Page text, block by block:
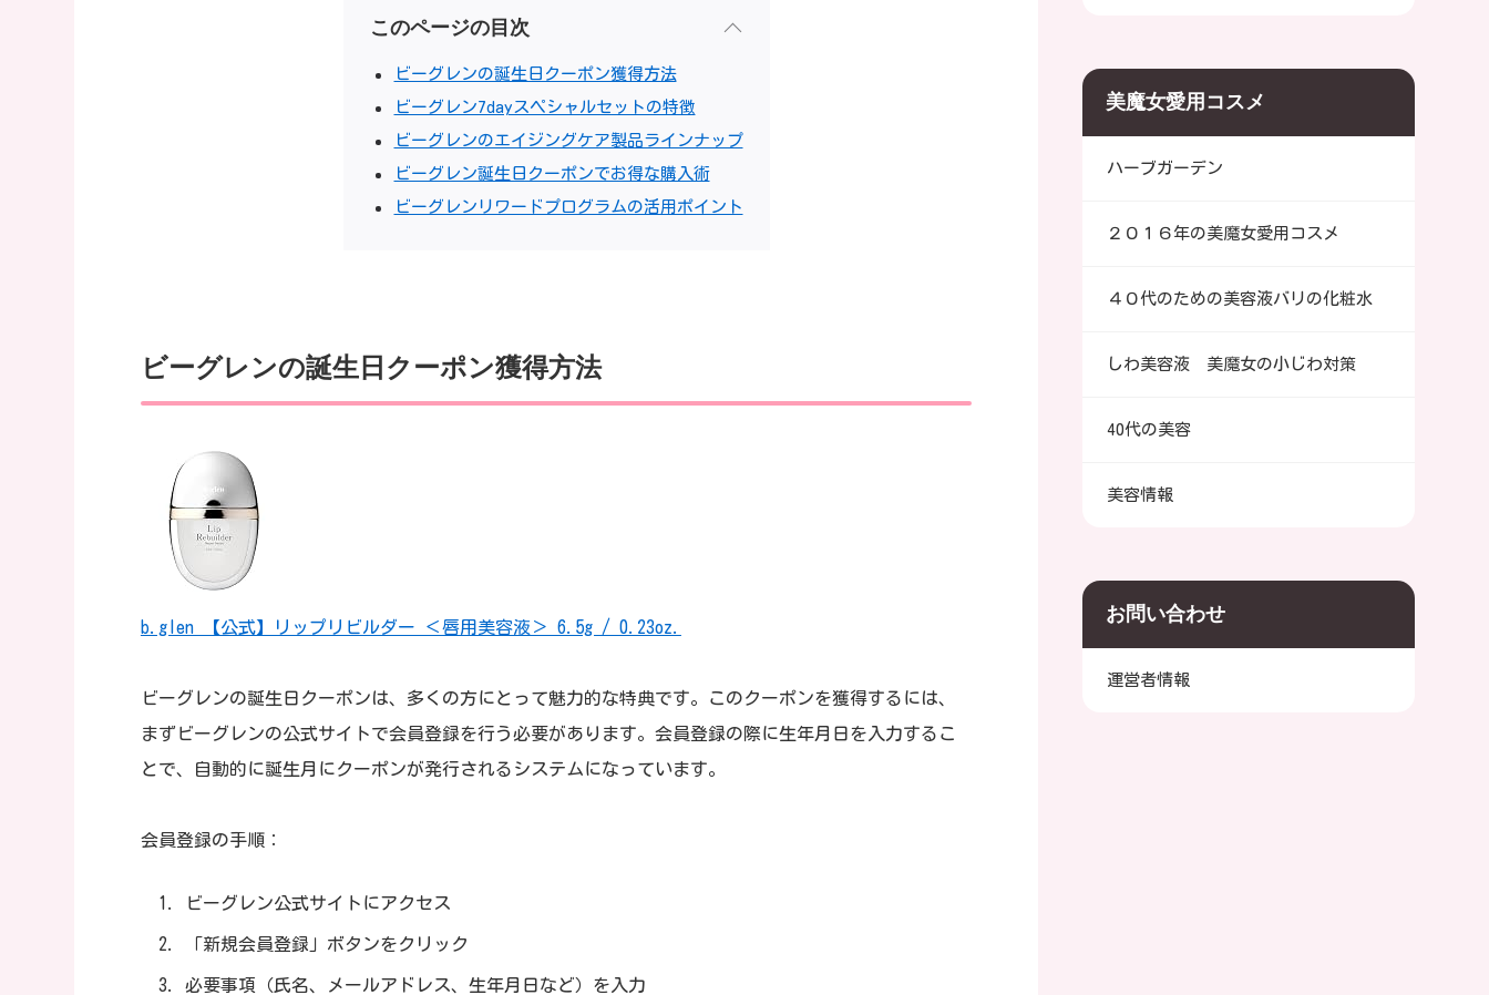
このページの目次
ビーグレンの誕生日クーポン獲得方法
ビーグレン7dayスペシャルセットの特徴
ビーグレンのエイジングケア製品ラインナップ
ビーグレン誕生日クーポンでお得な購入術
ビーグレンリワードプログラムの活用ポイント
ビーグレンの誕生日クーポン獲得方法
b.glen 【公式】リップリビルダー ＜唇用美容液＞ 6.5g / 0.23oz.
ビーグレンの誕生日クーポンは、多くの方にとって魅力的な特典です。このクーポンを獲得するには、
まずビーグレンの公式サイトで会員登録を行う必要があります。会員登録の際に生年月日を入力するこ
とで、自動的に誕生月にクーポンが発行されるシステムになっています。
会員登録の手順：
ビーグレン公式サイトにアクセス
「新規会員登録」ボタンをクリック
必要事項（氏名、メールアドレス、生年月日など）を入力
美魔女愛用コスメ
ハーブガーデン
２０１６年の美魔女愛用コスメ
４０代のための美容液バリの化粧水
しわ美容液 美魔女の小じわ対策
40代の美容
美容情報
お問い合わせ
運営者情報